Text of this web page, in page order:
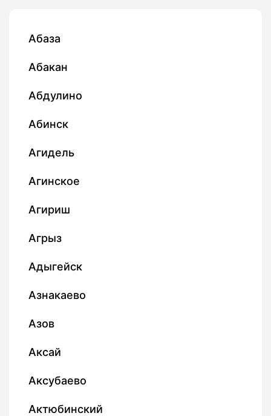
Абаза
Абакан
Абдулино
Абинск
Агидель
Агинское
Агириш
Агрыз
Адыгейск
Азнакаево
Азов
Аксай
Аксубаево
Актюбинский